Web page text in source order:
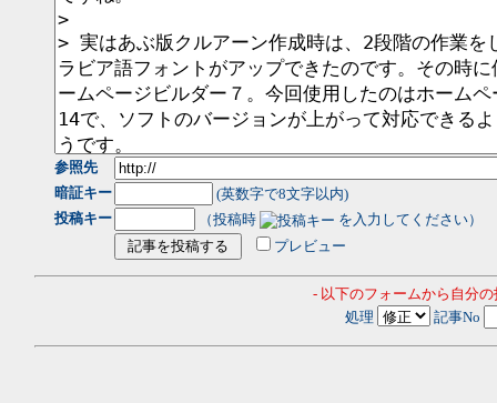
参照先
暗証キー
(英数字で8文字以内)
投稿キー
（投稿時
を入力してください）
プレビュー
- 以下のフォームから自分
処理
記事No